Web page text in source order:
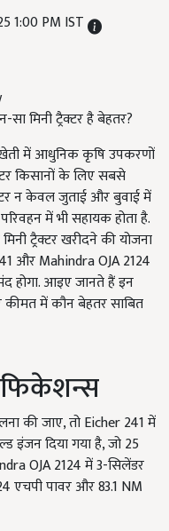
1:00 PM IST
मिनी ट्रैक्टर है बेहतर?
में आधुनिक कृषि उपकरणों
किसानों के लिए सबसे
न केवल जुताई और बुवाई में
में भी सहायक होता है.
ट्रैक्टर खरीदने की योजना
और Mahindra OJA 2124
होगा. आइए जानते हैं इन
कीमत में कौन बेहतर साबित
की जाए, तो Eicher 241 में
इंजन दिया गया है, जो 25
OJA 2124 में 3-सिलेंडर
एचपी पावर और 83.1 NM